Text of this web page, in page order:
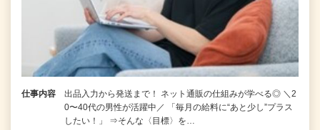
仕事内容
出品入力から発送まで！ ネット通販の仕組みが学べる◎ ＼2
0〜40代の男性が活躍中／ 「毎月の給料に“あと少し”プラス
したい！」 ⇒そんな〈目標〉を…